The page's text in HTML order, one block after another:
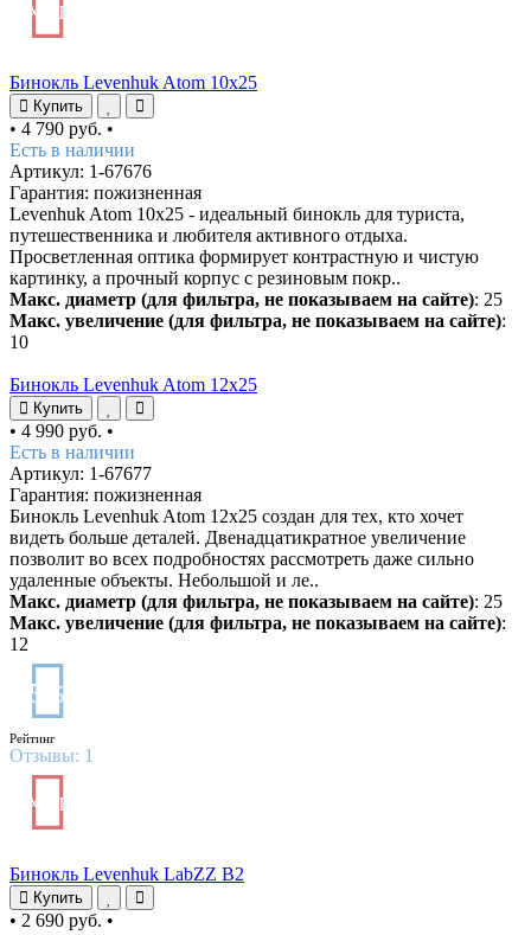
ХИТ
Бинокль Levenhuk Atom 10x25
Купить
• 4 790 руб. •
Есть в наличии
Артикул: 1-67676
Гарантия: пожизненная
Levenhuk Atom 10x25 - идеальный бинокль для туриста,
путешественника и любителя активного отдыха.
Просветленная оптика формирует контрастную и чистую
картинку, а прочный корпус с резиновым покр..
Макс. диаметр (для фильтра, не показываем на сайте): 25
Макс. увеличение (для фильтра, не показываем на сайте):
10
Бинокль Levenhuk Atom 12x25
Купить
• 4 990 руб. •
Есть в наличии
Артикул: 1-67677
Гарантия: пожизненная
Бинокль Levenhuk Atom 12x25 создан для тех, кто хочет
видеть больше деталей. Двенадцатикратное увеличение
позволит во всех подробностях рассмотреть даже сильно
удаленные объекты. Небольшой и ле..
Макс. диаметр (для фильтра, не показываем на сайте): 25
Макс. увеличение (для фильтра, не показываем на сайте):
12
5 /5
Рейтинг
Отзывы: 1
ХИТ
Бинокль Levenhuk LabZZ B2
Купить
• 2 690 руб. •